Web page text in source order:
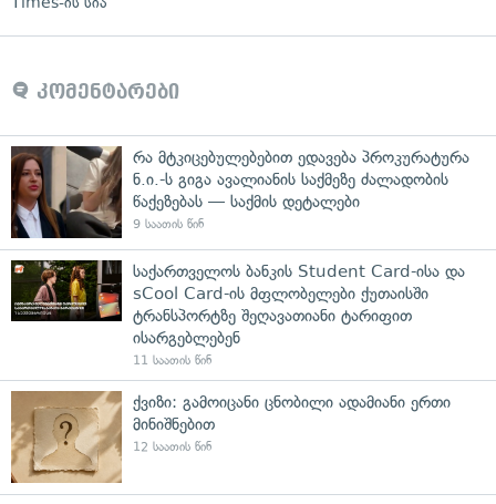
კომენტარები
რა მტკიცებულებებით ედავება პროკურატურა
ნ.ი.-ს გიგა ავალიანის საქმეზე ძალადობის
წაქეზებას — საქმის დეტალები
9 საათის წინ
საქართველოს ბანკის Student Card-ისა და
sCool Card-ის მფლობელები ქუთაისში
ტრანსპორტზე შეღავათიანი ტარიფით
ისარგებლებენ
11 საათის წინ
ქვიზი: გამოიცანი ცნობილი ადამიანი ერთი
მინიშნებით
12 საათის წინ